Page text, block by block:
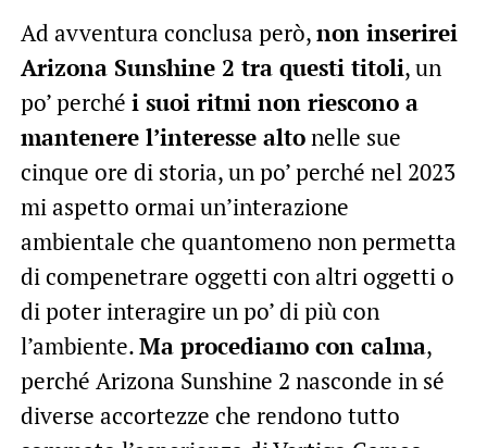
Ad avventura conclusa però,non inserirei
Arizona Sunshine 2 tra questi titoli, un
po’ perché i suoi ritmi non riescono a
mantenere l’interesse altonelle sue
cinque ore di storia, un po’ perché nel 2023
mi aspetto ormai un’interazione
ambientale che quantomeno non permetta
di compenetrare oggetti con altri oggetti o
di poter interagire un po’ di più con
l’ambiente.Ma procediamo con calma,
perché Arizona Sunshine 2 nasconde in sé
diverse accortezze che rendono tutto